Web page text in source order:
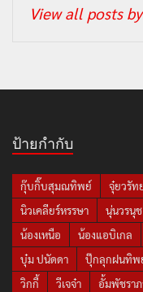
View all posts
ป้ายกำกับ
กุ๊บกิ๊บสุมณทิพย์ จุ๋ยวรัท
นิวเคลียร์หรรษา
นุ่นวรนุช
น้องเหนือ
น้องแอบิเกล
บุ๋ม ปนัดดา
ปุ๊กลุกฝนทิพ
วิกกี้
วีเจจ๋า อั้มพัชรา